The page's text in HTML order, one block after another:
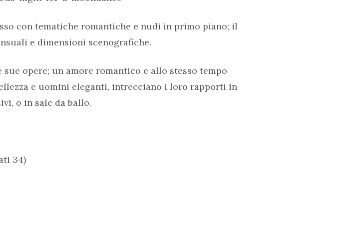
con tematiche romantiche e nudi in primo piano; il
e dimensioni scenografiche.
sue opere; un amore romantico e allo stesso tempo
e uomini eleganti, intrecciano i loro rapporti in
o in sale da ballo.
34)